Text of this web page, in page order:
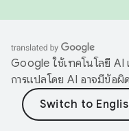
Google ใช้เทคโนโลยี
การแปลโดย AI อาจมีข้อผิ